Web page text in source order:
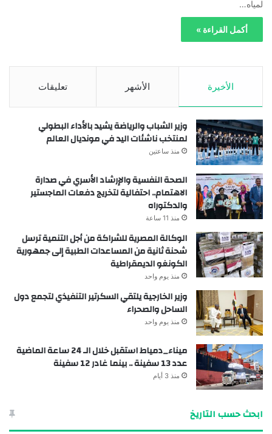
لمياه…
أكمل القراءة »
الأخيرة الأشهر تعليقات
وزير الشباب والرياضة يشيد بالأداء البطولي
لمنتخب ناشئات اليد في مونديال العالم
منذ ساعتين
الصحة النفسية والإرشاد الأسري في صدارة
الاهتمام.. احتفالية لتخريج دفعات الماجستير
والدكتوراه
منذ 11 ساعة
الوكالة المصرية للشراكة من أجل التنمية ترسل
شحنة ثانية من المساعدات الطبية إلى جمهورية
الكونغو الديمقراطية
منذ يوم واحد
وزير الخارجية يلتقي السكرتير التنفيذي لتجمع دول
الساحل والصحراء
منذ يوم واحد
ميناء_دمياط استقبل خلال الـ 24 ساعة الماضية
عدد 13 سفينة .. بينما غادر 12 سفينة
منذ 3 أيام
ابحث حسب التاريخ